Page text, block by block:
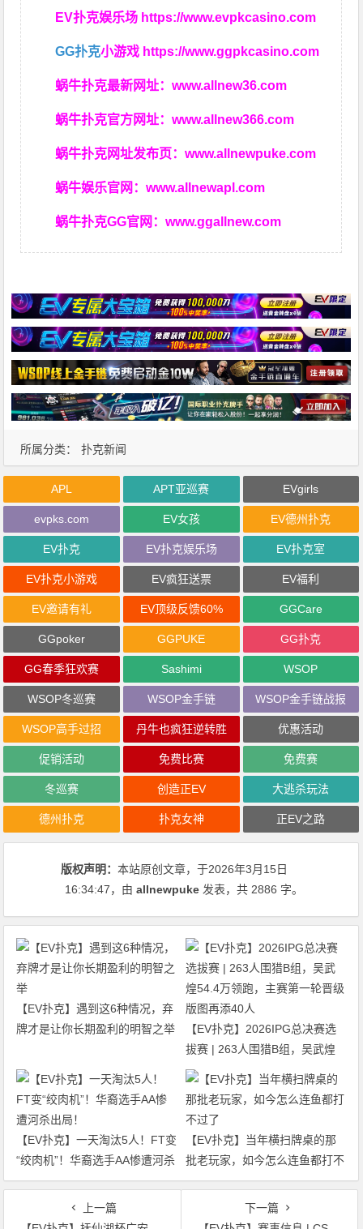
EV扑克娱乐场 https://www.evpkcasino.com
GG扑克小游戏 https://www.ggpkcasino.com
蜗牛扑克最新网址：www.allnew36.com
蜗牛扑克官方网址：www.allnew366.com
蜗牛扑克网址发布页：www.allnewpuke.com
蜗牛娱乐官网：www.allnewapl.com
蜗牛扑克GG官网：www.ggallnew.com
所属分类： 扑克新闻
APL APT亚巡赛 EVgirls
evpks.com EV女孩 EV德州扑克
EV扑克 EV扑克娱乐场 EV扑克室
EV扑克小游戏 EV疯狂送票 EV福利
EV邀请有礼 EV顶级反馈60% GGCare
GGpoker GGPUKE GG扑克
GG春季狂欢赛 Sashimi WSOP
WSOP冬巡赛 WSOP金手链 WSOP金手链战报
WSOP高手过招 丹牛也疯狂逆转胜 优惠活动
促销活动 免费比赛 免费赛
冬巡赛 创造正EV 大逃杀玩法
德州扑克 扑克女神 正EV之路
版权声明：本站原创文章，于2026年3月15日
16:34:47，由allnewpuke 发表，共 2886 字。
【EV扑克】遇到这6种情况，弃
牌才是让你长期盈利的明智之举
【EV扑克】2026IPG总决赛选
拔赛 | 263人围猎B组，吴武煌
54.4万领跑，主赛第一轮晋级版
【EV扑克】一天淘汰5人！FT变
“绞肉机”！华裔选手AA惨遭河杀
出局！
【EV扑克】当年横扫牌桌的那
批老玩家，如今怎么连鱼都打不
过了
上一篇
下一篇